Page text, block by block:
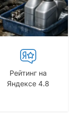
Рейтинг на
Яндексе 4.8